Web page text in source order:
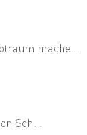
mache...
Sch...